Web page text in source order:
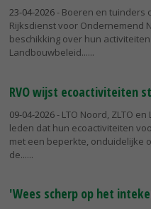
23-04-2026- Boeren en tuinders
Rijksdienst voor Ondernemend
beschikking over hun
Landbouwbeleid...
RVO wijst ecoactiviteiten
09-04-2026- LTO Noord, ZLTO
leden dat hun ecoactiviteiten
met een beperkte, onduidelijke
de...
'Wees scherp op het